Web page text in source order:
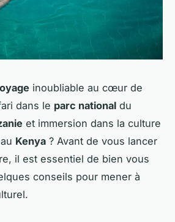
inoubliable au cœur de
dans le parc national du
et immersion dans la culture
au Kenya ? Avant de vous lancer
il est essentiel de bien vous
conseils pour mener à